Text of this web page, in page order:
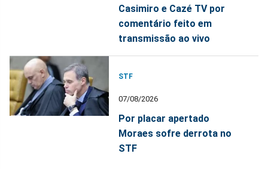
Casimiro e Cazé TV por
comentário feito em
transmissão ao vivo
STF
07/08/2026
Por placar apertado
Moraes sofre derrota no
STF